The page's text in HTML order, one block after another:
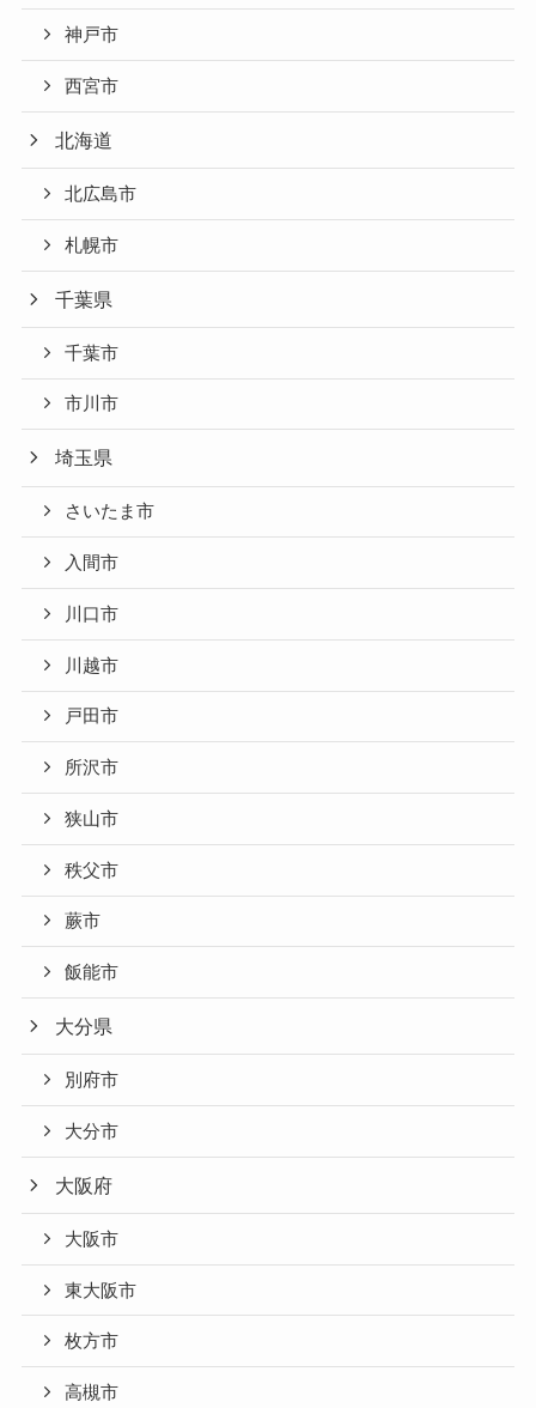
神戸市
西宮市
北海道
北広島市
札幌市
千葉県
千葉市
市川市
埼玉県
さいたま市
入間市
川口市
川越市
戸田市
所沢市
狭山市
秩父市
蕨市
飯能市
大分県
別府市
大分市
大阪府
大阪市
東大阪市
枚方市
高槻市